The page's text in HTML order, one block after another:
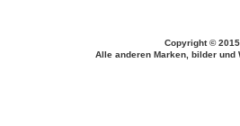
Copyright ©
Alle anderen Marken, bilder und